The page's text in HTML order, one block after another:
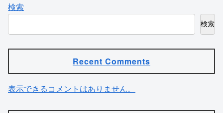
検索
検索
Recent Comments
表示できるコメントはありません。